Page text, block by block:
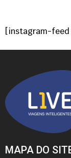
[instagram-feed
MAPA DO